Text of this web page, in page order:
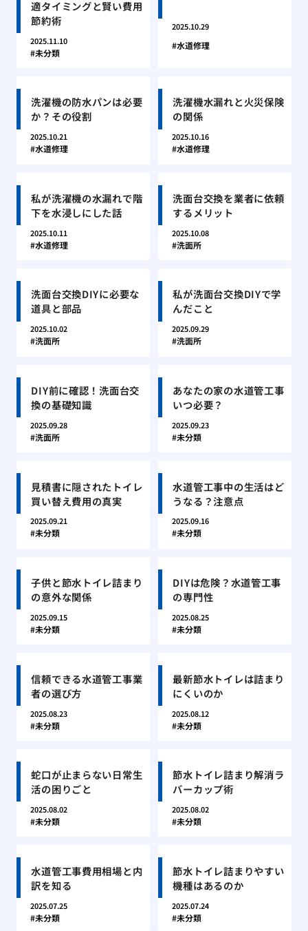
適タイミングと賢い費用
節約術
2025.11.10
未分類
2025.10.29
水道修理
洗濯機の防水パンは必要
か？その役割
2025.10.21
水道修理
洗濯機水漏れと火災保険
の関係
2025.10.16
水道修理
私が洗濯機の水漏れで階
下を水浸しにした話
2025.10.11
水道修理
洗面台交換を業者に依頼
するメリット
2025.10.08
洗面所
洗面台交換DIYに必要な
道具と部品
2025.10.02
洗面所
私が洗面台交換DIYで学
んだこと
2025.09.29
洗面所
DIY前に確認！洗面台交
換の基礎知識
2025.09.28
洗面所
あなたの家の水道管工事
いつ必要？
2025.09.23
未分類
見積書に隠されたトイレ
買い替え費用の真実
2025.09.21
未分類
水道管工事中の生活はど
うなる？注意点
2025.09.16
未分類
子供と節水トイレ詰まり
の意外な関係
2025.09.15
未分類
DIYは危険？水道管工事
の専門性
2025.08.25
未分類
信頼できる水道管工事業
者の選び方
2025.08.23
未分類
最新節水トイレは詰まり
にくいのか
2025.08.12
未分類
蛇口が止まらない日常生
活の困りごと
2025.08.02
未分類
節水トイレ詰まり解消ラ
バーカップ術
2025.08.02
未分類
水道管工事費用相場と内
訳を知る
2025.07.25
未分類
節水トイレ詰まりやすい
機種はあるのか
2025.07.24
未分類